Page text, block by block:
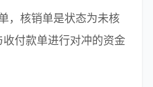
付款单进行对冲的资金